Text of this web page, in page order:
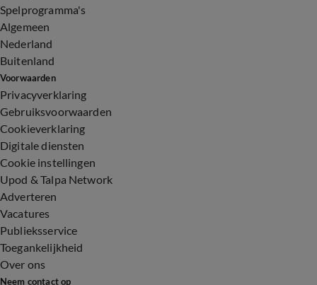
Spelprogramma's
Algemeen
Nederland
Buitenland
Voorwaarden
Privacyverklaring
Gebruiksvoorwaarden
Cookieverklaring
Digitale diensten
Cookie instellingen
Upod & Talpa Network
Adverteren
Vacatures
Publieksservice
Toegankelijkheid
Over ons
Neem contact op